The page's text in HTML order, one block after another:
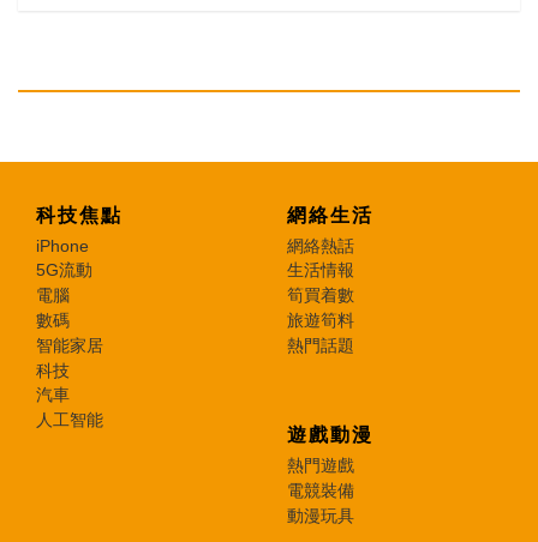
科技焦點
iPhone
5G流動
電腦
數碼
智能家居
科技
汽車
人工智能
網絡生活
網絡熱話
生活情報
筍買着數
旅遊筍料
熱門話題
遊戲動漫
熱門遊戲
電競裝備
動漫玩具